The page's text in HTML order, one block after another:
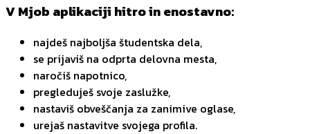
V Mjob aplikaciji hitro in enostavno:
najdeš najboljša študentska dela,
se prijaviš na odprta delovna mesta,
naročiš napotnico,
pregleduješ svoje zaslužke,
nastaviš obveščanja za zanimive oglase,
urejaš nastavitve svojega profila.